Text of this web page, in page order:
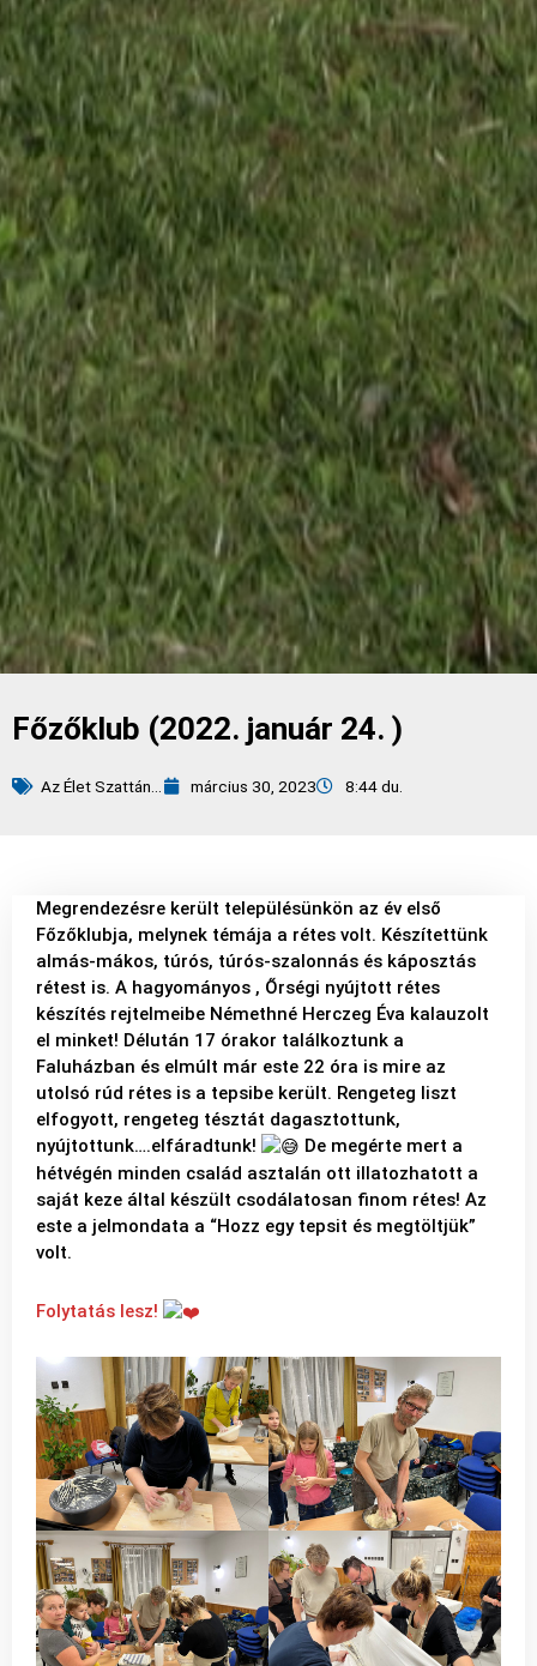
Főzőklub (2022. január 24. )
Az Élet Szattán... március 30, 2023 8:44 du.
Megrendezésre került településünkön az év első
Főzőklubja, melynek témája a rétes volt. Készítettünk
almás-mákos, túrós, túrós-szalonnás és káposztás
rétest is. A hagyományos , Őrségi nyújtott rétes
készítés rejtelmeibe Némethné Herczeg Éva kalauzolt
el minket! Délután 17 órakor találkoztunk a
Faluházban és elmúlt már este 22 óra is mire az
utolsó rúd rétes is a tepsibe került. Rengeteg liszt
elfogyott, rengeteg tésztát dagasztottunk,
nyújtottunk….elfáradtunk!
De megérte mert a
hétvégén minden család asztalán ott illatozhatott a
saját keze által készült csodálatosan finom rétes! Az
este a jelmondata a “Hozz egy tepsit és megtöltjük”
volt.
Folytatás lesz!